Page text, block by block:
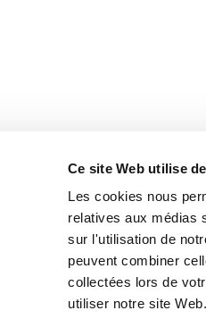
Ce site Web utilise
Les cookies nous
relatives aux médias
sur l'utilisation de
peuvent combiner
collectées lors de
utiliser notre site Web.